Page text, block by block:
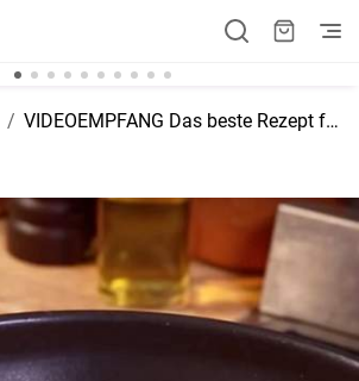
VIDEOEMPFANG Das beste Rezept für rotes Thai-Curry